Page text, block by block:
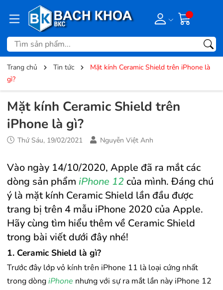
Trang chủ Tin tức
Mặt kính Ceramic Shield trên iPhone là
gì?
Mặt kính Ceramic Shield trên
iPhone là gì?
Thứ Sáu, 19/02/2021 Nguyễn Việt Anh
Vào ngày 14/10/2020, Apple đã ra mắt các
dòng sản phẩm iPhone 12 của mình. Đáng chú
ý là mặt kính Ceramic Shield lần đầu được
trang bị trên 4 mẫu iPhone 2020 của Apple.
Hãy cùng tìm hiểu thêm về Ceramic Shield
trong bài viết dưới đây nhé!
1. Ceramic Shield là gì?
Trước đây lớp vỏ kính trên iPhone 11 là loại cứng nhất
trong dòngiPhone nhưng với sự ra mắt lần này iPhone 12